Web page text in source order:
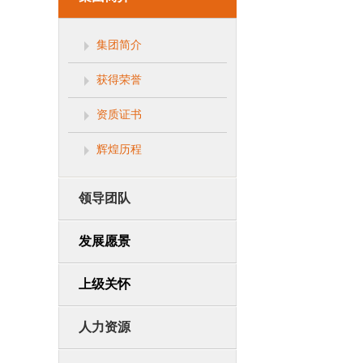
集团简介
获得荣誉
资质证书
辉煌历程
领导团队
发展愿景
上级关怀
人力资源